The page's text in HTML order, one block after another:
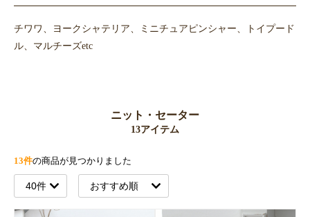
チワワ、ヨークシャテリア、ミニチュアピンシャー、トイプード
ル、マルチーズetc
ニット・セーター
13アイテム
13件の商品が見つかりました